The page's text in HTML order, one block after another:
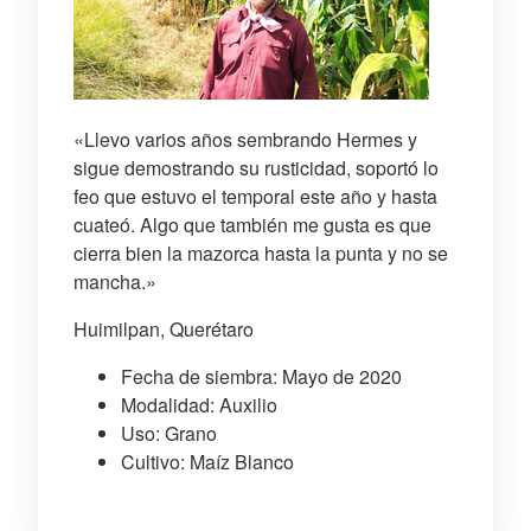
«Llevo varios años sembrando Hermes y
sigue demostrando su rusticidad, soportó lo
feo que estuvo el temporal este año y hasta
cuateó. Algo que también me gusta es que
cierra bien la mazorca hasta la punta y no se
mancha.»
Huimilpan, Querétaro
Fecha de siembra: Mayo de 2020
Modalidad: Auxilio
Uso: Grano
Cultivo: Maíz Blanco